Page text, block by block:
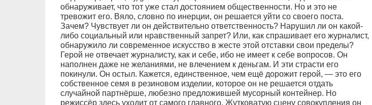
обнаруживает, что тот уже стал достоянием общественности. Но и это не
тревожит его. Вяло, словно по инерции, он решается уйти со своего поста.
Зачем? Чувствует ли он действительно ответственность? Нарушил ли он какой-
либо социальный или нравственный запрет? Или, как спрашивает его журналист,
обнаружило ли современное искусство в жесте этой отставки свои пределы?
Герой не отвечает журналисту, как и себе, ибо не имеет к себе вопросов. Он
наполнен даже не желаниями, не влечением к деньгам. И эти страсти его
покинули. Он остыл. Кажется, единственное, чем ещё дорожит герой, — это его
собственное семя в резиновом изделии, которое он не решается отдать
случайной партнёрше, любезно предложившей мусорный контейнер. Но
режиссёр здесь уходит от самого главного. Жутковатую сцену совокупления он